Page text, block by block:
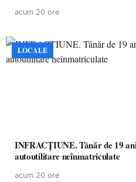
acum 20 ore
LOCALE
INFRACȚIUNE. Tânăr de 19
autoutilitare neînmatriculate
acum 20 ore